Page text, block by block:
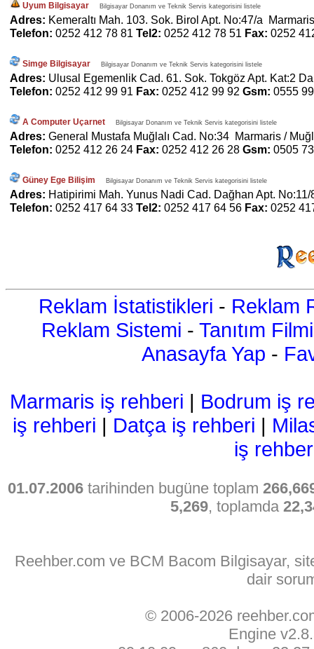
Uyum Bilgisayar Bilgisayar Donanım ve Teknik Servis kategorisini listele
Adres: Kemeraltı Mah. 103. Sok. Birol Apt. No:47/a
Telefon: 0252 412 78 81 Tel2: 0252 412 78 51 Fax: 0252
Simge Bilgisayar Bilgisayar Donanım ve Teknik Servis kategorisini listele
Adres: Ulusal Egemenlik Cad. 61. Sok. Tokgöz Apt. Kat:2
Telefon: 0252 412 99 91 Fax: 0252 412 99 92 Gsm: 0555
A Computer Uçarnet Bilgisayar Donanım ve Teknik Servis kategorisini listele
Adres: General Mustafa Muğlalı Cad. No:34 Marmaris /
Telefon: 0252 412 26 24 Fax: 0252 412 26 28 Gsm: 0505
Güney Ege Bilişim Bilgisayar Donanım ve Teknik Servis kategorisini listele
Adres: Hatipirimi Mah. Yunus Nadi Cad. Dağhan Apt.
Telefon: 0252 417 64 33 Tel2: 0252 417 64 56 Fax: 0252
Reklam İstatistikleri - Reklam
Reklam Sistemi - Tanıtım Filmi
Anasayfa Yap -
Marmaris iş rehberi | Bodrum iş
iş rehberi | Datça iş rehberi |
iş
01.07.2006 tarihinden bugüne toplam
5,269, toplamda
Reehber.com ve BCM Bacom Bilgisayar,
dair
© 2006-2026
Engine